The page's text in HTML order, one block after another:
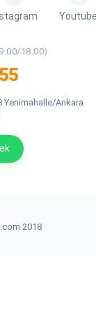
18:00)
Yenimahalle/Ankara
2018